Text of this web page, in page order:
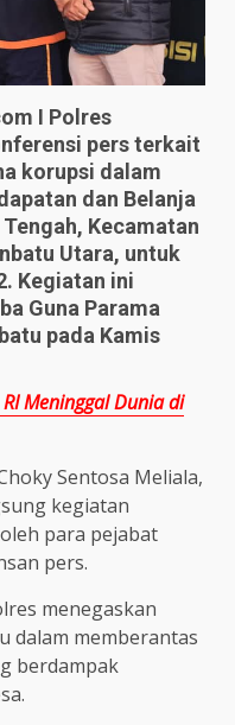
I Polres
pers terkait
korupsi dalam
dan Belanja
Kecamatan
Utara, untuk
Kegiatan ini
Guna Parama
pada Kamis
Meninggal Dunia di
Sentosa Meliala,
kegiatan
para pejabat
pers.
menegaskan
dalam memberantas
berdampak